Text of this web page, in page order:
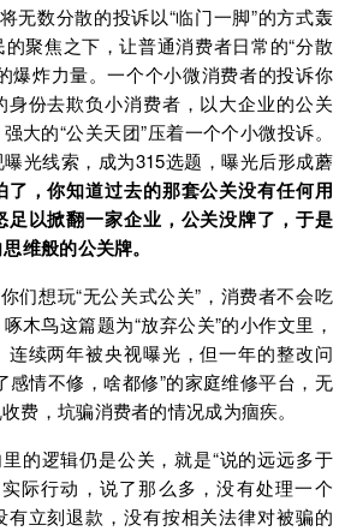
无数分散的投诉以“临门一脚”的方式轰
聚焦之下，让普通消费者日常的“分散
爆炸力量。一个个小微消费者的投诉你
份去欺负小消费者，以大企业的公关
大的“公关天团”压着一个个小微投诉。
光线索，成为315选题，曝光后形成蘑
了，你知道过去的那套公关没有任何用
足以掀翻一家企业，公关没牌了，于是
维般的公关牌。
们想玩“无公关式公关”，消费者不会吃
木鸟这篇题为“放弃公关”的小作文里，
续两年被央视曝光，但一年的整改问
感情不修，啥都修”的家庭维修平台，无
费，坑骗消费者的情况成为痼疾。
的逻辑仍是公关，就是“说的远远多于
际行动，说了那么多，没有处理一个
有立刻退款，没有按相关法律对被骗的